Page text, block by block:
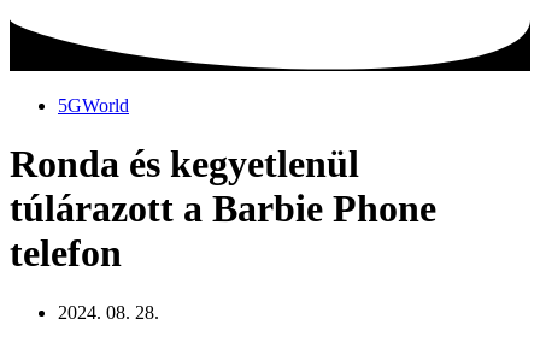
5GWorld
Ronda és kegyetlenül
túlárazott a Barbie Phone
telefon
2024. 08. 28.